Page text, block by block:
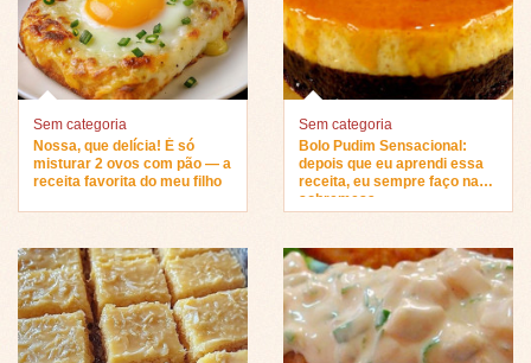
Sem categoria
Nossa, que delícia! É só
misturar 2 ovos com pão — a
receita favorita do meu filho
Sem categoria
Bolo Pudim Sensacional:
depois que eu aprendi essa
receita, eu sempre faço na
sobremesa…